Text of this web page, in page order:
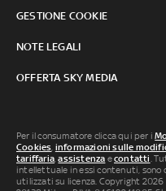
GESTIONE COOKIE
NOTE LEGALI
OFFERTA SKY MEDIA
Per il consumatore clicca qui per i
Cookies informazioni sulle
tariffaria ,assistenza econtatti .
intellettuale in essi contenuti, sono
utilizzati su licenza. Copyright 2026